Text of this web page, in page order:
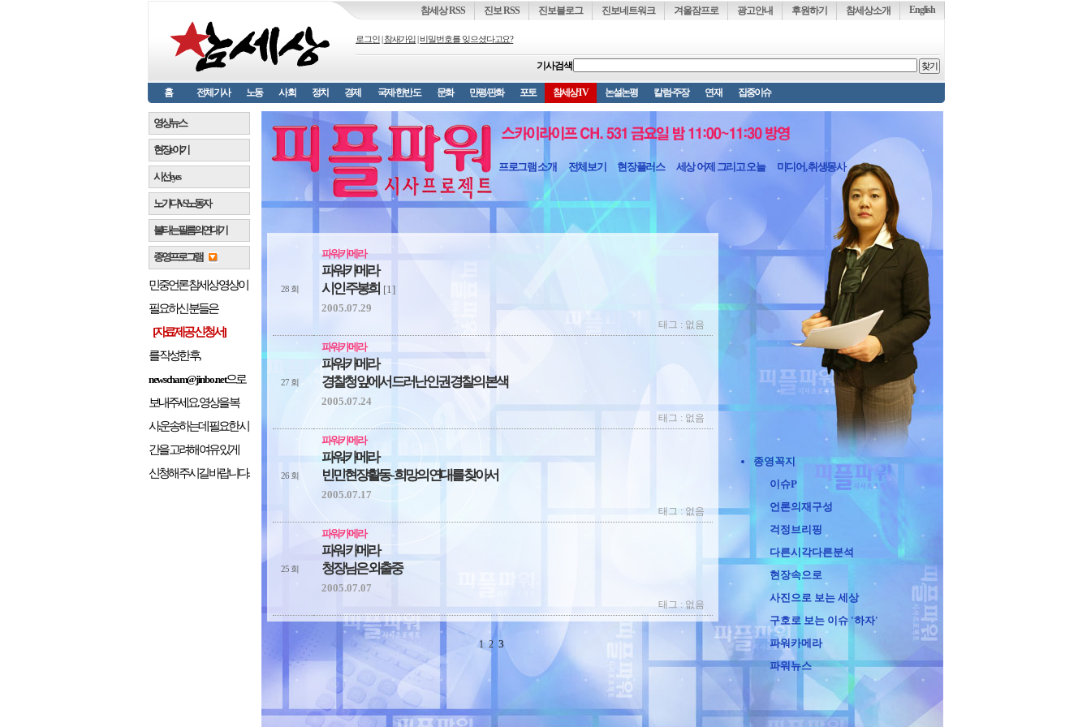
English
참세상소개
후원하기
광고안내
겨울잠프로
진보네트워크
진보블로그
진보 RSS
참세상 RSS
로그인 참새가입 비밀번호를 잊으셨다고요?
기사검색
홈 전체기사 노동 사회 정치 경제 국제·한반도 문화 만평/판화 포토 참세상TV 논설논평 칼럼·주장 연재 집중이슈
28 회
파워카메라
파워카메라
시인 주봉희 [1]
2005.07.29
태그 : 없음
27 회
파워카메라
파워카메라
경찰청 앞에서 드러난 인권 경찰의 본색
2005.07.24
태그 : 없음
26 회
파워카메라
파워카메라
빈민현장활동 - 희망의 연대를 찾아서
2005.07.17
태그 : 없음
25 회
파워카메라
파워 카메라
청장님은 외출중
2005.07.07
태그 : 없음
1 2 3
프로그램 소개 전체보기 현장플러스 세상 어제 그리고 오늘 미디어, 취생몽사
종영꼭지
이슈P
언론의재구성
걱정브리핑
다른시각다른분석
현장속으로
사진으로 보는 세상
구호로 보는 이슈 '하자'
파워카메라
파워뉴스
영상뉴스
현장 e 야기
시선 e y e s
노가다 VS 노동자
불타는 필름의 연대기
종영프로그램
민중언론 참세상 영상이
필요하신 분들은
[자료제공 신청서]
를 작성한 후,
newscham@jinbo.net으로
보내주세요. 영상을 복
사.운송하는데 필요한 시
간을 고려해 여유 있게
신청해 주시길 바랍니다.